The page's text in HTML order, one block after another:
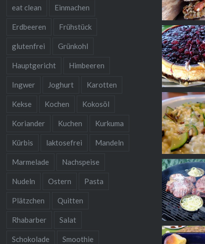
eat clean Einmachen
Erdbeeren Frühstück
glutenfrei Grünkohl
Hauptgericht Himbeeren
Ingwer Joghurt Karotten
Kekse Kochen Kokosöl
Koriander Kuchen Kurkuma
Kürbis laktosefrei Mandeln
Marmelade Nachspeise
Nudeln Ostern Pasta
Plätzchen Quitten
Rhabarber Salat
Schokolade Smoothie